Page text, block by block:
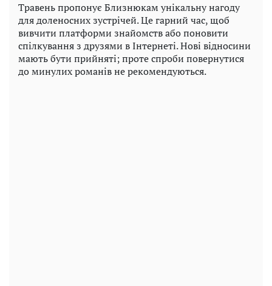
Травень пропонує Близнюкам унікальну нагоду
для доленосних зустрічей. Це гарний час, щоб
вивчити платформи знайомств або поновити
спілкування з друзями в Інтернеті. Нові відносини
мають бути прийняті; проте спроби повернутися
до минулих романів не рекомендуються.